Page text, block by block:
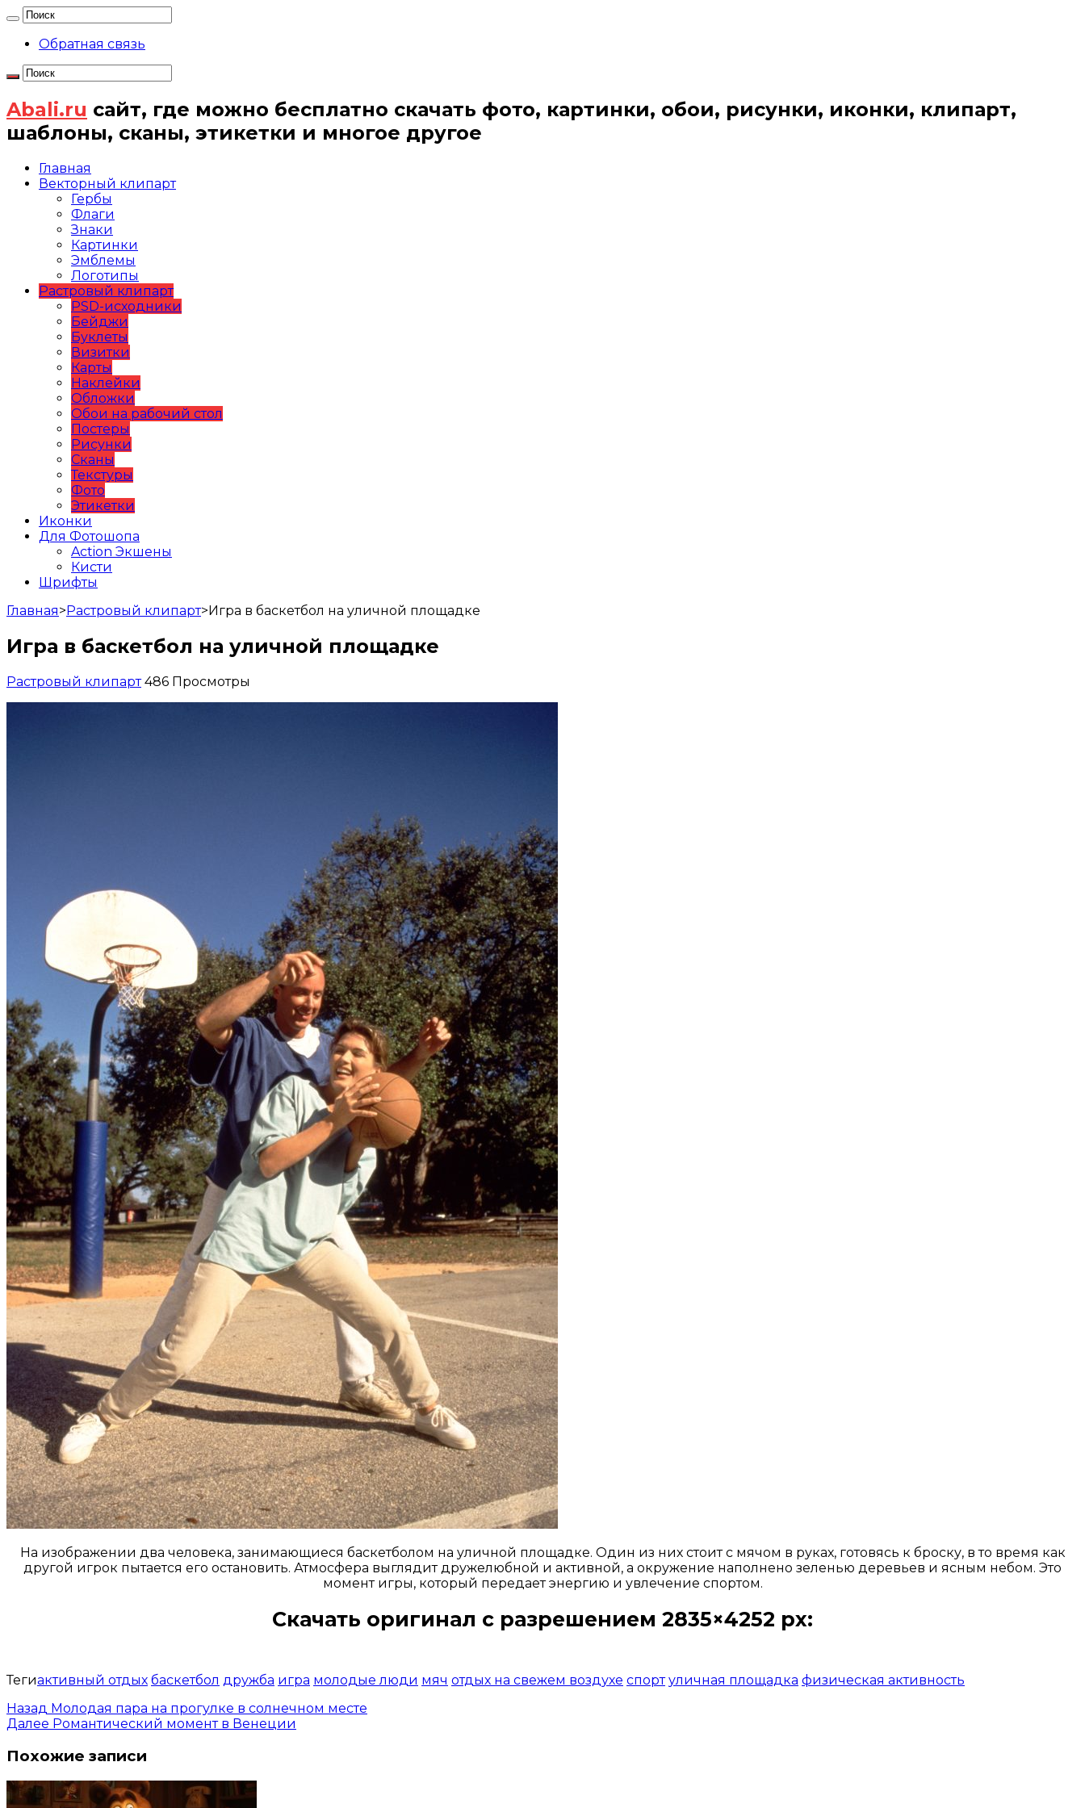
Обратная связь
Abali.ru сайт, где можно бесплатно скачать фото, картинки, обои, рисунки, иконки, клипарт,
шаблоны, сканы, этикетки и многое другое
Главная
Векторный клипарт
Гербы
Флаги
Знаки
Картинки
Эмблемы
Логотипы
Растровый клипарт
PSD-исходники
Бейджи
Буклеты
Визитки
Карты
Наклейки
Обложки
Обои на рабочий стол
Постеры
Рисунки
Сканы
Текстуры
Фото
Этикетки
Иконки
Для Фотошопа
Action Экшены
Кисти
Шрифты
Главная>Растровый клипарт>Игра в баскетбол на уличной площадке
Игра в баскетбол на уличной площадке
Растровый клипарт 486 Просмотры
На изображении два человека, занимающиеся баскетболом на уличной площадке. Один из них стоит с мячом в руках, готовясь к броску, в то время как
другой игрок пытается его остановить. Атмосфера выглядит дружелюбной и активной, а окружение наполнено зеленью деревьев и ясным небом. Это
момент игры, который передает энергию и увлечение спортом.
Скачать оригинал с разрешением 2835×4252 px:
Тегиактивный отдых баскетбол дружба игра молодые люди мяч отдых на свежем воздухе спорт уличная площадка физическая активность
Назад Молодая пара на прогулке в солнечном месте
Далее Романтический момент в Венеции
Похожие записи